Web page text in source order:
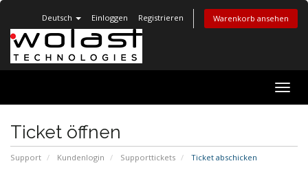
Deutsch Einloggen Registrieren Warenkorb ansehen
ein-/
Ticket öffnen
Support Kundenlogin Supporttickets Ticket abschicken